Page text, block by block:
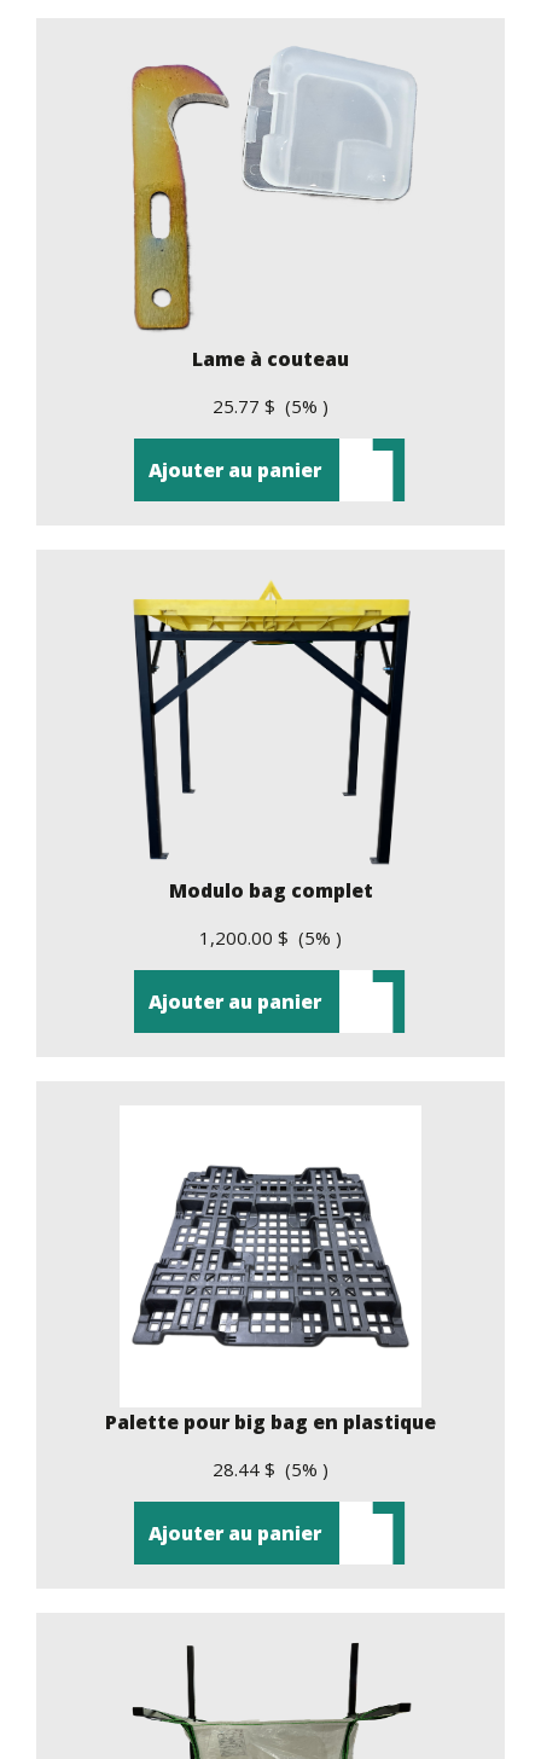
Lame à couteau
25.77 $ (5% )
Ajouter au panier
Modulo bag complet
1,200.00 $ (5% )
Ajouter au panier
Palette pour big bag en plastique
28.44 $ (5% )
Ajouter au panier